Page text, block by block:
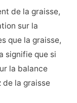
de la graisse,
sur la
que la graisse,
signifie que si
la balance
de la graisse